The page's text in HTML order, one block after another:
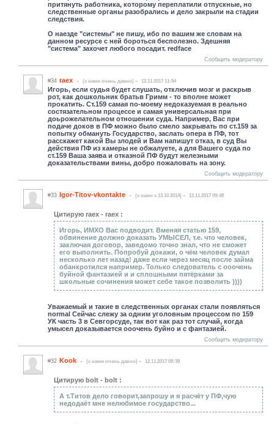
притянуть работника, которому переплатили отпускные, но
следственные органы разобрались и дело закрыли на стадии
следствия.
О наезде "системы" не пишу, ибо по вашим же словам на
данном ресурсе с ней бороться бесполезно. Здешняя
"система" захочет любого посадит. redface
Сообщить модератору
#34 raex (c нами очень давно) 12.11.2017 11:54
Игорь, если судья будет слушать, отключив мозг и раскрыв
рот, как дошкольник братьв Гримм - то вполне может
прокатить. Ст.159 самая по-моему недоказуемая в реально
состязательном процессе и самая универсальная при
доьрожелательном отношении суда. Например, Вас при
подаче доков в ПФ можно было смело закрывать по ст.159 за
попытку обмануть Государство, заслать опера в ПФ, тот
расскажет какой Вы злодей и Вам напишут отказ, в суд Вы
действия ПФ из камеры не обжалуете, а для Вашего суда по
ст.159 Ваша заява и отказной ПФ будут железными
доказательствами вины, добро пожаловать на зону.
Сообщить модератору
#33 Igor-Titov-vkontakte (c нами с 13.10.2014) 12.11.2017 09:48
Цитирую raex - raex :
Игорь, ИМХО Вас подводит. Вменяя статью 159,
обвинение должно доказать УМЫСЕЛ, т.е. что человек,
заключая договор, заведомо точно знал, что не сможет
его выполнить. Попробуй докажи, о чём человек думал
несколько лет назад! даже если через месяц после займа
обанкротился например. Только следователь с ооочень
буйной фантазией и и сплошными пятёрками за
школьные сочинения может себе такое позволить ))))
Уважаемый и такие в следственных органах стали появляться
normal Сейчас слежу за одним уголовным процессом по 159
УК часть 3 в Севгорсуде, так вот как раз тот случай, когда
умысел доказывается ооочень буйно и с фантазией.
Сообщить модератору
#32 Kook (c нами очень давно) 12.11.2017 08:38
Цитирую bolt - bolt :
А т.Титов дело говорит,запрошу и я расчёт у ПФ,чую
недодаёт мне нелюбимое государство...